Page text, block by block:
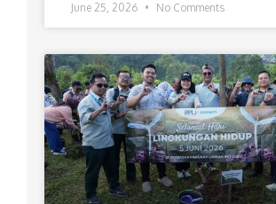
June 25, 2026 No Comments